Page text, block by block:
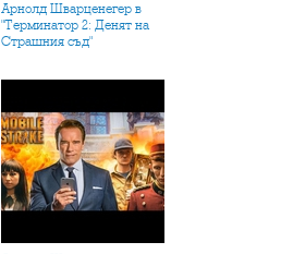
Арнолд Шварценегер в
"Терминатор 2: Денят на
Страшния съд"